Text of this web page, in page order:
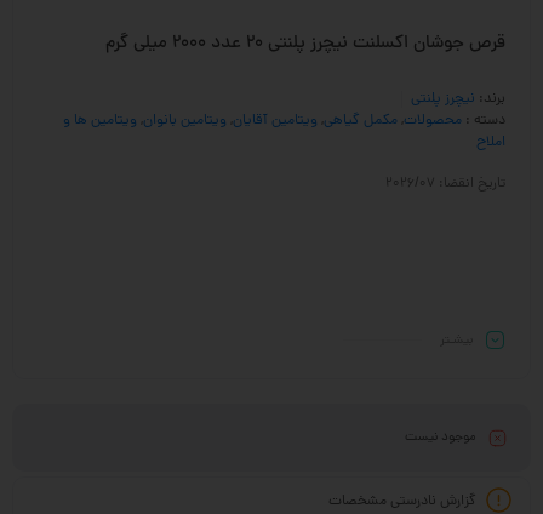
قرص جوشان اکسلنت نیچرز پلنتی 20 عدد 2000 میلی گرم
برند: نیچرز پلنتی
دسته : محصولات مکمل گیاهی ویتامین آقایان ویتامین بانوان ویتامین ها و
املاح
تاریخ انقضا: 2026/07
موجود نیست
گزارش نادرستی مشخصات